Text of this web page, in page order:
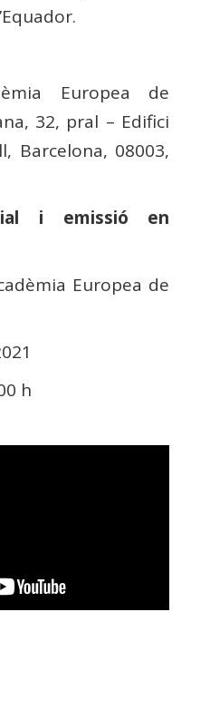
Europea de
32, pral – Edifici
Barcelona, 08003,
i emissió en
Europea de
h